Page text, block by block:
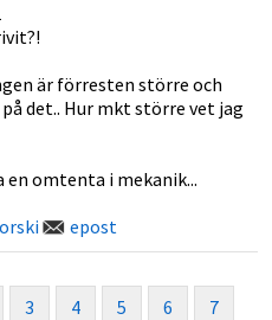
är förresten större och
det.. Hur mkt större vet jag
en omtenta i mekanik...
epost
3 4 5 6
7